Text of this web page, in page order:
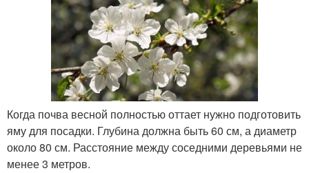
Когда почва весной полностью оттает нужно подготовить
яму для посадки. Глубина должна быть 60 см, а диаметр
около 80 см. Расстояние между соседними деревьями не
менее 3 метров.